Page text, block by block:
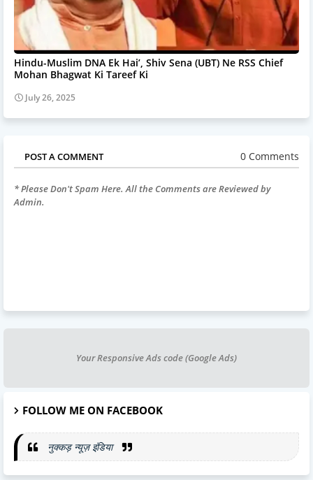
Hindu-Muslim DNA Ek Hai’, Shiv Sena (UBT) Ne RSS Chief
Mohan Bhagwat Ki Tareef Ki
July 26, 2025
POST A COMMENT 0 Comments
* Please Don't Spam Here. All the Comments are Reviewed by
Admin.
Your Responsive Ads code (Google Ads)
FOLLOW ME ON FACEBOOK
नुक्कड़ न्यूज़ इंडिया